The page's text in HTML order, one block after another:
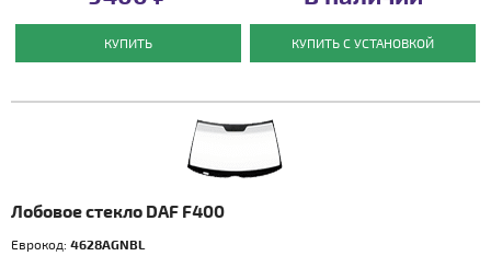
КУПИТЬ КУПИТЬ С УСТАНОВКОЙ
Лобовое стекло DAF F400
Еврокод: 4628AGNBL